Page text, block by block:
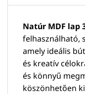
Natúr MDF lap
felhasználható,
amely ideális
és kreatív
és könnyű
köszönhetően